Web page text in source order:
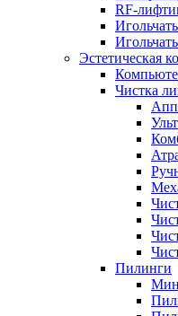
RF-
Эстетическая
Чистка
Пилинги